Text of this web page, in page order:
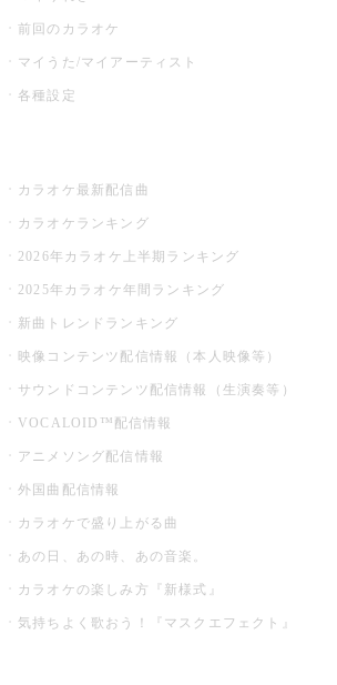
前回のカラオケ
マイうた/マイアーティスト
各種設定
カラオケ最新配信曲
カラオケランキング
2026年カラオケ上半期ランキング
2025年カラオケ年間ランキング
新曲トレンドランキング
映像コンテンツ配信情報（本人映像等）
サウンドコンテンツ配信情報（生演奏等）
VOCALOID™配信情報
アニメソング配信情報
外国曲配信情報
カラオケで盛り上がる曲
あの日、あの時、あの音楽。
カラオケの楽しみ方『新様式』
気持ちよく歌おう！『マスクエフェクト』